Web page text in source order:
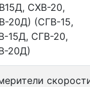
СХВ-20,
20Д) (СГВ-15,
15Д, СГВ-20,
20Д)